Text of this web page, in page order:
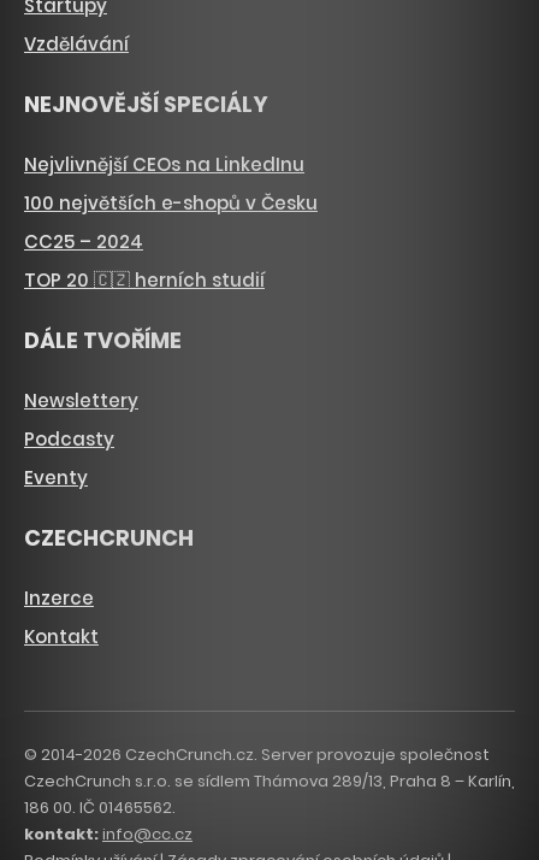
Startupy
Vzdělávání
NEJNOVĚJŠÍ SPECIÁLY
Nejvlivnější CEOs na LinkedInu
100 největších e-shopů v Česku
CC25 – 2024
TOP 20 🇨🇿 herních studií
DÁLE TVOŘÍME
Newslettery
Podcasty
Eventy
CZECHCRUNCH
Inzerce
Kontakt
© 2014-2026 CzechCrunch.cz. Server provozuje společnost
CzechCrunch s.r.o. se sídlem Thámova 289/13, Praha 8 – Karlín,
186 00. IČ 01465562.
kontakt:info@cc.cz